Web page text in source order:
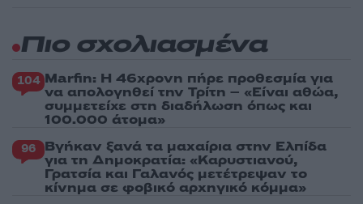
Πιο σχολιασμένα
104 Marfin: Η 46χρονη πήρε προθεσμία για
να απολογηθεί την Τρίτη – «Είναι αθώα,
συμμετείχε στη διαδήλωση όπως και
100.000 άτομα»
96 Βγήκαν ξανά τα μαχαίρια στην Ελπίδα
για τη Δημοκρατία: «Καρυστιανού,
Γρατσία και Γαλανός μετέτρεψαν το
κίνημα σε φοβικό αρχηγικό κόμμα»